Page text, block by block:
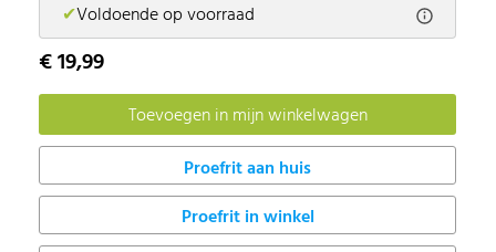
✔Voldoende op voorraad
€ 19,99
Proefrit in winkel